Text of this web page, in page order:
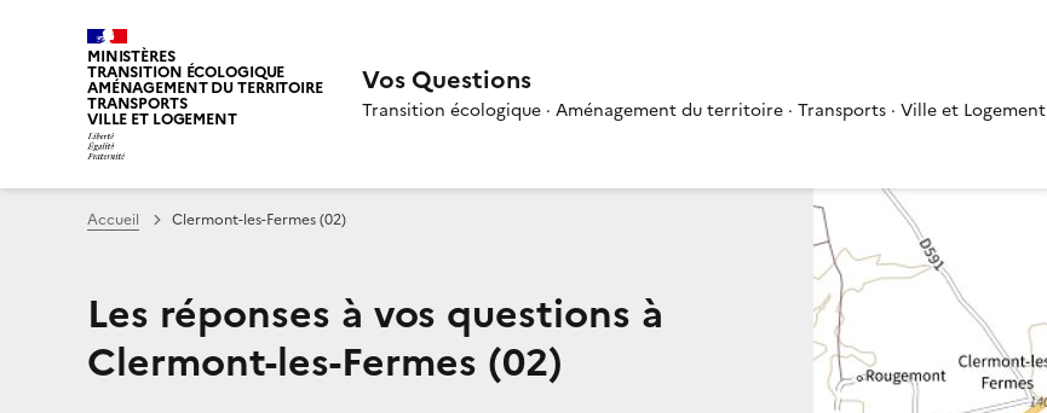
MINISTÈRES
TRANSITION ÉCOLOGIQUE
AMÉNAGEMENT DU TERRITOIRE
TRANSPORTS
VILLE ET LOGEMENT
Vos Questions
Transition écologique · Aménagement du territoire · Transports · Ville et Logement
Accueil Clermont-les-Fermes (02)
Les réponses à vos questions à
Clermont-les-Fermes (02)